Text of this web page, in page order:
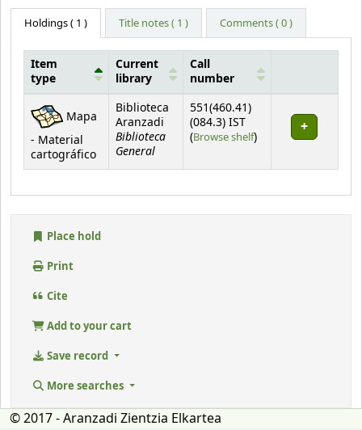
Holdings( 1 ) Title notes ( 1 ) Comments ( 0 )
Holdings
Item
type
Current
library
Call
number
Mapa
- Material
cartográfico
Biblioteca
Aranzadi
Biblioteca
General
551(460.41)
(084.3) IST
(Browse shelf(Opens below)
)
Place hold
Print
Cite
Add to your cart
Save record
More searches
© 2017 - Aranzadi Zientzia Elkartea